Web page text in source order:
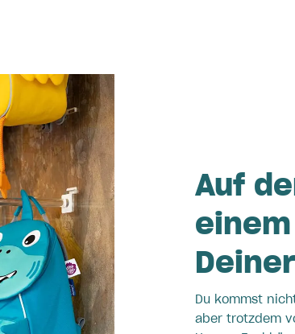
Auf
Du kommst
aber trotzdem